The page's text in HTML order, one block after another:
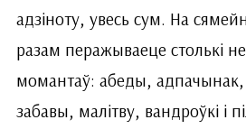
адзіноту, увесь сум. На
разам перажываеце столькі
момантаў: абеды,
забавы, малітву, вандроўкі і